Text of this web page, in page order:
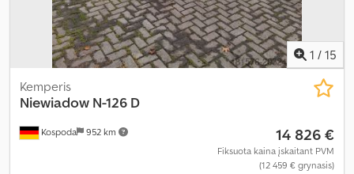
1 / 15
Kospoda 952 km
Kemperis
Niewiadow N-126 D
14 826 €
Fiksuota kaina įskaitant PVM
(12 459 € grynasis)